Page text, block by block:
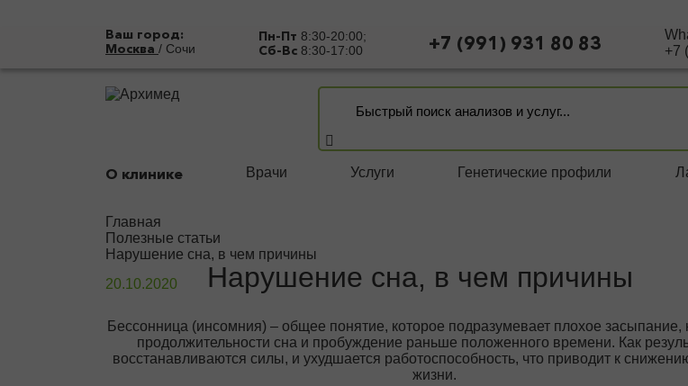
Ваш город:
Москва / Сочи
Пн-Пт 8:30-20:00;
Сб-Вс8:30-17:00 +7 (991) 931 80 83
+7
О клинике Врачи Услуги Генетические профили
Главная
Полезные статьи
Нарушение сна, в чем причины
20.10.2020
Нарушение сна, в чем причины
Бессонница (инсомния) – общее понятие, которое подразумевает плохое
продолжительности сна и пробуждение раньше положенного времени. Как
восстанавливаются силы, и ухудшается работоспособность, что приводит к
жизни.